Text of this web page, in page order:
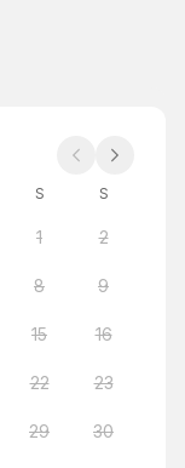
S S
1 2
8 9
15 16
22 23
29 30